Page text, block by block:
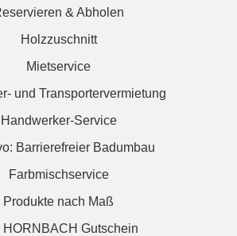
& Abholen
Holzzuschnitt
Mietservice
und Transportervermietung
Handwerker-Service
Barrierefreier Badumbau
Farbmischservice
Produkte nach Maß
HORNBACH Gutschein